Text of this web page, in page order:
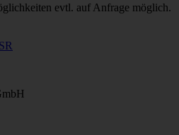
evtl. auf Anfrage möglich.